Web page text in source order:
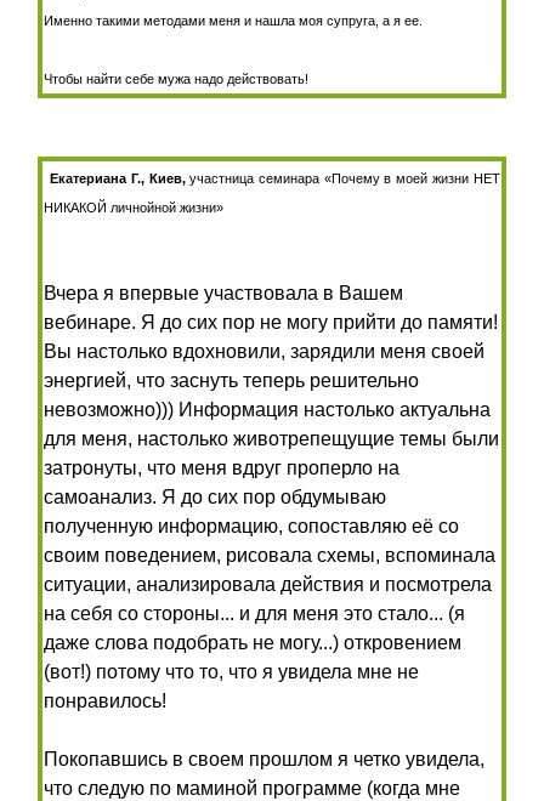
Именно такими методами меня и нашла моя супруга, а я ее.
Чтобы найти себе мужа надо действовать!
Екатериана Г., Киев,участница семинара «Почему в моей жизни НЕТ
НИКАКОЙ личнойной жизни»
Вчера я впервые участвовала в Вашем
вебинаре. Я до сих пор не могу прийти до памяти!
Вы настолько вдохновили, зарядили меня своей
энергией, что заснуть теперь решительно
невозможно))) Информация настолько актуальна
для меня, настолько животрепещущие темы были
затронуты, что меня вдруг проперло на
самоанализ. Я до сих пор обдумываю
полученную информацию, сопоставляю её со
своим поведением, рисовала схемы, вспоминала
ситуации, анализировала действия и посмотрела
на себя со стороны... и для меня это стало... (я
даже слова подобрать не могу...) откровением
(вот!) потому что то, что я увидела мне не
понравилось!
Покопавшись в своем прошлом я четко увидела,
что следую по маминой программе (когда мне